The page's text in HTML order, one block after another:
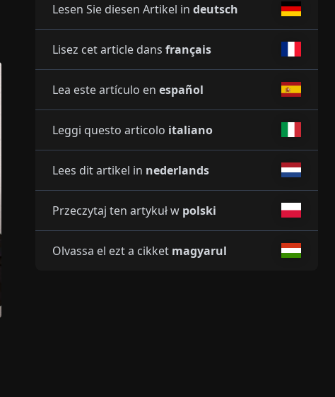
Lesen Sie diesen Artikel in deutsch
Lisez cet article dans français
Lea este artículo en español
Leggi questo articolo italiano
Lees dit artikel in nederlands
Przeczytaj ten artykuł w polski
Olvassa el ezt a cikket magyarul